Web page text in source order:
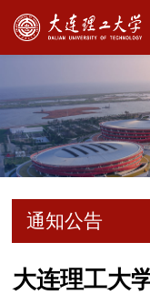
通知公告
大连理工大